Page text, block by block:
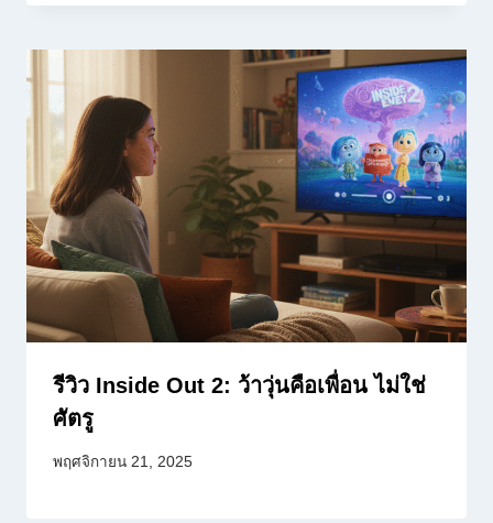
รีวิว Inside Out 2: ว้าวุ่นคือเพื่อน ไม่ใช่
ศัตรู
พฤศจิกายน 21, 2025